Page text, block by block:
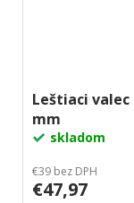
Leštiaci valec
mm
skladom
€39 bez DPH
€47,97